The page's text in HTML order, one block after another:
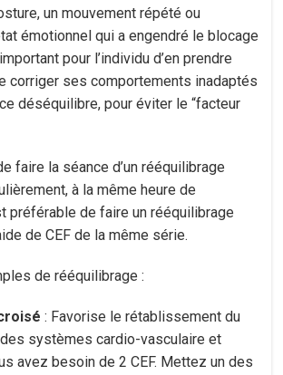
un mouvement répété ou
émotionnel qui a engendré le blocage
pour l’individu d’en prendre
corriger ses comportements inadaptés
déséquilibre, pour éviter le “facteur
faire la séance d’un rééquilibrage
à la même heure de
préférable de faire un rééquilibrage
de CEF de la même série.
de rééquilibrage :
: Favorise le rétablissement du
systèmes cardio-vasculaire et
avez besoin de 2 CEF. Mettez un des